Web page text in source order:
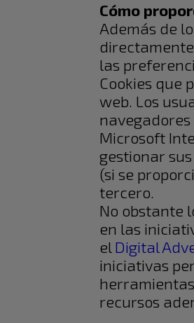
Cómo
Además de
las
Cookies que
web. Los
Microsoft
gestionar
(si se
tercero.
No obstante
en las
el Digital
iniciativas
recursos